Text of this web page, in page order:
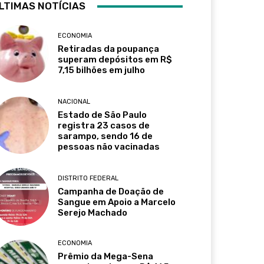
NOTÍCIAS
ECONOMIA
Retiradas da poupança
superam depósitos em R$
7,15 bilhões em julho
NACIONAL
Estado de São Paulo
registra 23 casos de
sarampo, sendo 16 de
pessoas não vacinadas
DISTRITO FEDERAL
Campanha de Doação de
Sangue em Apoio a Marcelo
Serejo Machado
ECONOMIA
Prêmio da Mega-Sena